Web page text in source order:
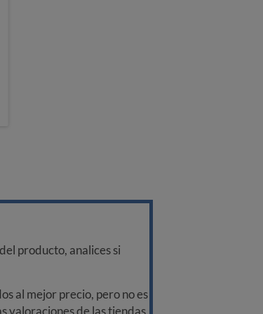
producto, analices si
al mejor precio, pero no es
valoraciones de las tiendas